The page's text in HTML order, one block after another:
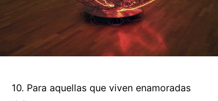
10. Para aquellas que viven enamoradas